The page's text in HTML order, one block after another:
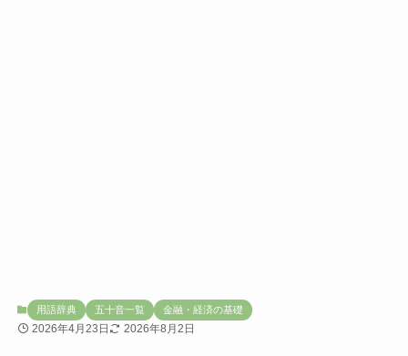
用語辞典 五十音一覧 金融・経済の基礎
2026年4月23日 2026年8月2日